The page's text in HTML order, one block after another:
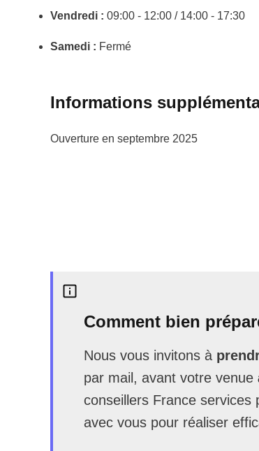
Vendredi : 09:00 - 12:00 / 14:00 - 17:30
Samedi : Fermé
Informations
Ouverture en septembre 2025
Comment bien
Nous vous invitons à
par mail, avant votre venue
conseillers France
avec vous pour réaliser